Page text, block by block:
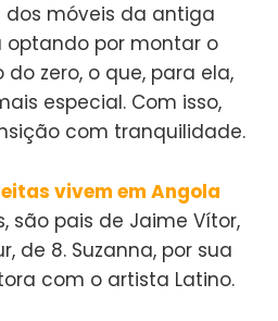
móveis da antiga
optando por montar o
zero, o que, para ela,
especial. Com isso,
com tranquilidade.
vivem em Angola
são pais de Jaime Vítor,
de 8. Suzanna, por sua
com o artista Latino.